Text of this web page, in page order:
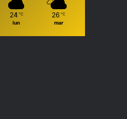
24 ℃
lun
26 ℃
mar